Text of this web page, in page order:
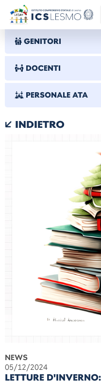
GENITORI
DOCENTI
PERSONALE ATA
INDIETRO
NEWS
05/12/2024
LETTURE